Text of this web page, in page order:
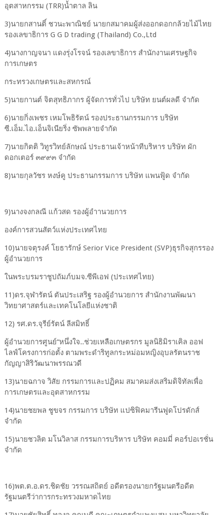
อุตสาหกรรม (TRR)นํ้าตาล ลิน
3)นายกสานติ์ ชวนะพาณิชย์ นายกสมาคมผู้ส่งออกดอกกล้วยไม้ไทย
รองเลขาธิการ G G D trading (Thailand) Co.,Ltd
4)นางกาญจนา แดงรุ่งโรจน์ รองเลขาธิการ สํานักงานเศรษฐกิจ
การเกษตร
กระทรวงเกษตรและสหกรณ์
5)นายกานต์ จิตสุทธิภากร ผู้จัดการทั่วไป บริษัท ยนต์ผลดี จํากัด
6)นายกิ่งเพชร เหมโพธิรัตน์ รองประธานกรรมการ บริษัท
ซี.เอ็ม.ไอ.เอ็นจิเนียริ่ง ซัพพลายจํากัด
7)นายกิตติ วิทูรวิทย์ลักษณ์ ประธานเจ้าหน้าทีบริหาร บริษัท ผัก
ดอกเตอร์ ๓๙๙๓ จํากัด
8)นายกุลวัชร หงษ์คู ประธานกรรมการ บริษัท แพนฟู้ด จํากัด
9)นางจงกลณี แก้วสด รองผู้อำานวยการ
องค์การสวนสัตว์แห่งประเทศไทย
10)นายจตุรงค์ โยธารักษ์ Serior Vice President (SVP)ธุรกิจสุกรรอง
ผู้อำนวยการ
ในพระบรมราชูปถัมภ์บมจ.ซีพีเอฟ (ประเทศไทย)
11)ดร.จุฬารัตน์ ตันประเสริฐ รองผู้อำนวยการ สํานักงานพัฒนา
วิทยาศาสตร์และเทคโนโลยีแห่งชาติ
12) รศ.ดร.จุรีย์รัตน์ ลีสมิทธิ์
ผู้อำนวยการศูนย์“หนึ่งใจ..ช่วยเหลือเกษตรกร มูลนิธิมิราเคิล ออฟ
ไลฟ์โครงการก่อตั้ง ตามพระดำริทูลกระหม่อมหญิงอุบลรัตนราช
กัญญาสิริวัฒนาพรรณวดี
13)นายฉกาจ วิสัย กรรมการและปฏิคม สมาคมส่งเสริมดิจิทัลเพื่อ
การเกษตรและอุตสาหกรรม
14)นายชยพล ชูขจร กรรมการ บริษัท แปซิฟิคมารีนฟูดโปรดักส์
จำกัด
15)นายชวลิต มโนวิลาส กรรมการบริหาร บริษัท คอมมี่ คอร์ปอเรชั่น
จํากัด
16)พต.ต.อ.ดร.ชิดชัย วรรณสถิตย์ อดีตรองนายกรัฐมนตรีอดีต
รัฐมนตรีว่าการกระทรวงมหาดไทย